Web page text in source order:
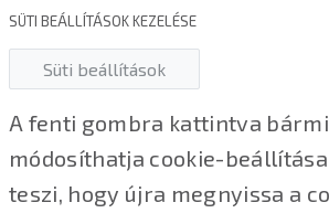
SÜTI BEÁLLÍTÁSOK KEZELÉSE
Süti beállítások
A fenti gombra kattintva
módosíthatja cookie-
teszi, hogy újra megnyissa a